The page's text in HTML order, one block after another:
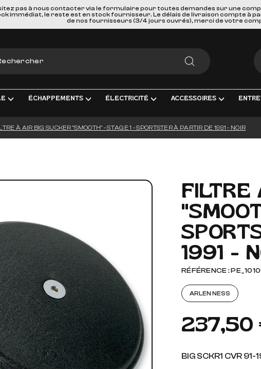
pas à nous contacter via le formulaire pour toutes demandes sur une
immédiat, le reste est en stock fournisseur. Le délais de livraison compte à
de nos fournisseurs (3/4 jours ouvrés), merci de votre
RECHERCHER
MANUELLES
AUX PIEDS
ÉCHAPPEMENTS
D'ÉCHAPPEMENT COMPLÈTE
ÉLECTRICITÉ
ÉLECTRICITÉ ET MESURE
ACCESSOIRES
BAGAGERIE
PAREBRISES ET CARENAGES
AUDIO, VIDÉO ET FIXATIONS
HUILES, PRODUIT
BOUGIES D'ALLUMAGE
BATTERIES
OUTILLAGE
VISSERIE
GOODIES
À AIR BIG SUCKER "SMOOTH" - STAGE 1 - SPORTSTER À PARTIR DE 1991 - NOIR
FILTRE
1991 -
RÉFÉRENCE :
ARLEN NESS
237,50
BIG SCKR1 CVR 91-